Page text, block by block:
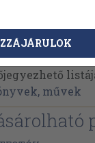
Péter
művek